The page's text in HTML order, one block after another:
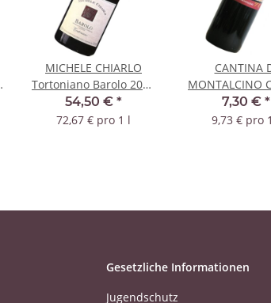
MICHELE CHIARLO
Tortoniano Barolo 2019
DOCG
54,50 € *
72,67 € pro 1 l
CANTINA
MONTALCINO
Poggio del
DOCG
7,30 € *
9,73 € pro
Gesetzliche Informationen
Jugendschutz